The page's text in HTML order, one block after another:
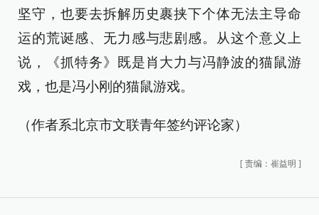
坚守，也要去拆解历史裹挟下个体无法主导命
运的荒诞感、无力感与悲剧感。从这个意义上
说，《抓特务》既是肖大力与冯静波的猫鼠游
戏，也是冯小刚的猫鼠游戏。
（作者系北京市文联青年签约评论家）
[ 责编：崔益明 ]